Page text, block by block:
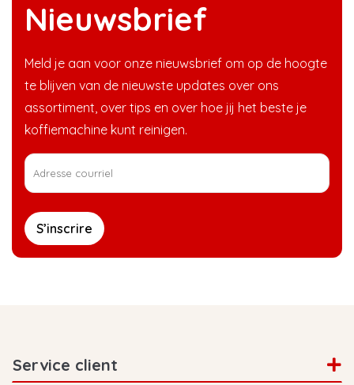
Nieuwsbrief
Meld je aan voor onze nieuwsbrief om op de hoogte
te blijven van de nieuwste updates over ons
assortiment, over tips en over hoe jij het beste je
koffiemachine kunt reinigen.
S’inscrire
Service client